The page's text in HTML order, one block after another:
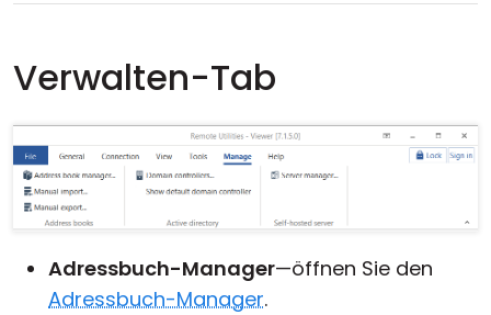
Verwalten-Tab
Adressbuch-Manager—öffnen Sie den
Adressbuch-Manager.